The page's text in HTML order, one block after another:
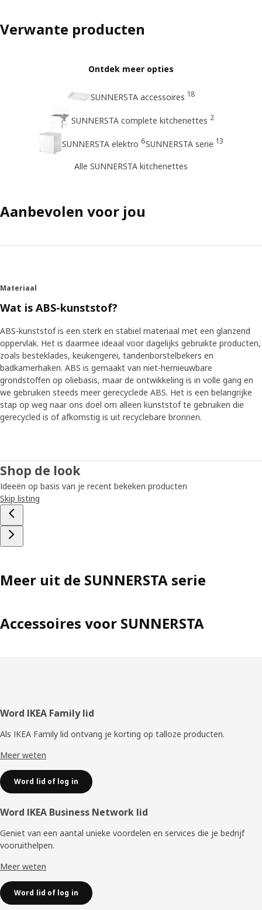
Verwante producten
Ontdek meer opties
SUNNERSTA accessoires 18
SUNNERSTA complete kitchenettes 2
SUNNERSTA elektro 6SUNNERSTA serie 13
Alle SUNNERSTA kitchenettes
Aanbevolen voor jou
Materiaal
Wat is ABS-kunststof?
ABS-kunststof is een sterk en stabiel materiaal met een glanzend
oppervlak. Het is daarmee ideaal voor dagelijks gebruikte producten,
zoals besteklades, keukengerei, tandenborstelbekers en
badkamerhaken. ABS is gemaakt van niet-hernieuwbare
grondstoffen op oliebasis, maar de ontwikkeling is in volle gang en
we gebruiken steeds meer gerecyclede ABS. Het is een belangrijke
stap op weg naar ons doel om alleen kunststof te gebruiken die
gerecycled is of afkomstig is uit recyclebare bronnen.
Shop de look
Ideeën op basis van je recent bekeken producten
Skip listing
Meer uit de SUNNERSTA serie
Accessoires voor SUNNERSTA
Voettekst
Word IKEA Family lid
Als IKEA Family lid ontvang je korting op talloze producten.
Meer weten
Word lid of log in
Word IKEA Business Network lid
Geniet van een aantal unieke voordelen en services die je bedrijf
vooruithelpen. ​
Meer weten
Word lid of log in